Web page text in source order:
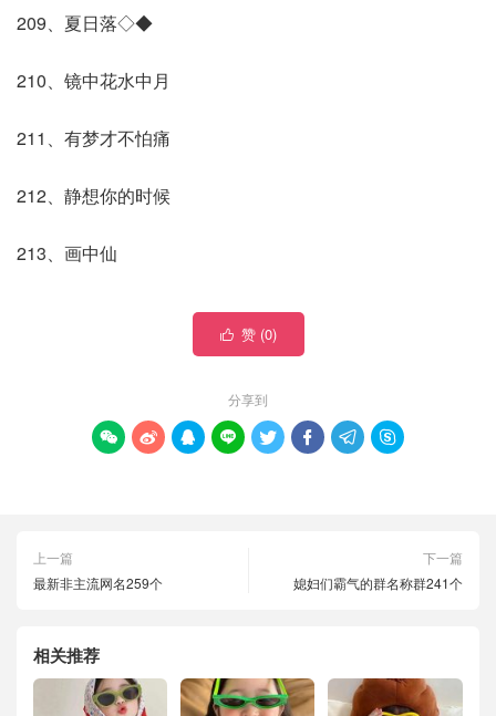
209、夏日落◇◆
210、镜中花水中月
211、有梦才不怕痛
212、静想你的时候
213、画中仙
 赞 (0)
分享到
       
上一篇
最新非主流网名259个
下一篇
媳妇们霸气的群名称群241个
相关推荐